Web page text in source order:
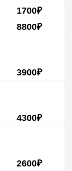
1700₽
8800₽
3900₽
4300₽
2600₽